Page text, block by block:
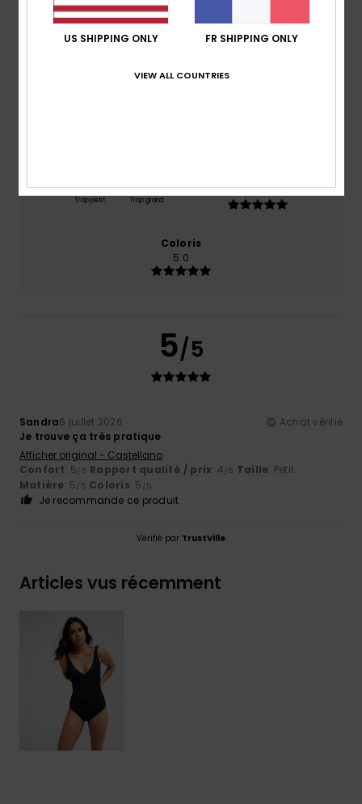
Trop petit Trop grand
5.0
Coloris
5.0
5/5
Sandra6 juillet 2026
Achat vérifié
Je trouve ça très pratique
Afficher original - Castellano
Confort: 5/5 Rapport qualité / prix: 4/5 Taille: Petit
Matière: 5/5 Coloris: 5 /5
Je recommande ce produit
Vérifié par TrustVille
Articles vus récemment
US SHIPPING ONLY FR SHIPPING ONLY
VIEW ALL COUNTRIES